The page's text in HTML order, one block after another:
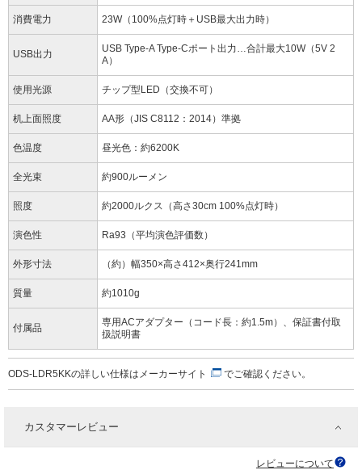
消費電力 23W（100%点灯時＋USB最大出力時）
USB出力
USB Type-A Type-Cポート出力…合計最大10W（5V 2
A）
使用光源 チップ型LED（交換不可）
机上面照度 AA形（JIS C8112：2014）準拠
色温度 昼光色：約6200K
全光束 約900ルーメン
照度 約2000ルクス（高さ30cm 100%点灯時）
演色性 Ra93（平均演色評価数）
外形寸法 （約）幅350×高さ412×奥行241mm
質量 約1010g
付属品
専用ACアダプター（コード長：約1.5m）、保証書付取
扱説明書
ODS-LDR5KKの詳しい仕様は メーカーサイト でご確認ください。
カスタマーレビュー
レビューについて